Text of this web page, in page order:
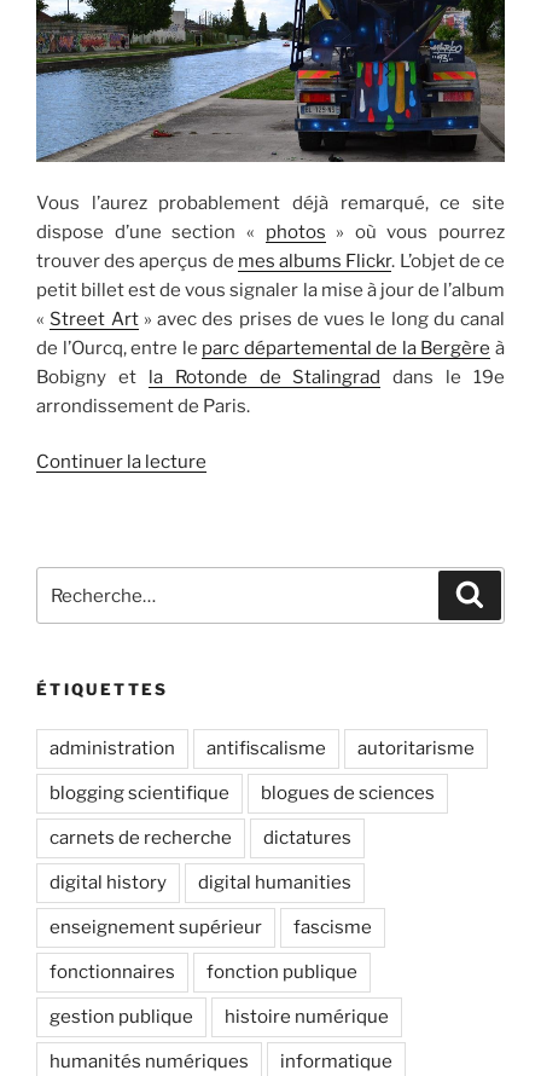
Vous l’aurez probablement déjà remarqué, ce site
dispose d’une section « photos » où vous pourrez
trouver des aperçus de mes albums Flickr. L’objet de ce
petit billet est de vous signaler la mise à jour de l’album
« Street Art» avec des prises de vues le long du canal
de l’Ourcq, entre le parc départemental de la Bergère à
Bobigny et la Rotonde de Stalingrad dans le 19e
arrondissement de Paris.
Continuer la lecture
et
Stalingrad »
pour
ÉTIQUETTES
administration antifiscalisme autoritarisme
blogging scientifique blogues de sciences
carnets de recherche dictatures
digital history digital humanities
enseignement supérieur fascisme
fonctionnaires fonction publique
gestion publique histoire numérique
humanités numériques informatique